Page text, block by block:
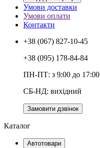
Умови доставки
Умови оплати
Контакти
+38 (067) 827-10-45
+38 (095) 178-84-84
ПН-ПТ: з 9:00 до 17:00
СБ-НД: вихідний
Замовити дзвінок
Каталог
Автотовари